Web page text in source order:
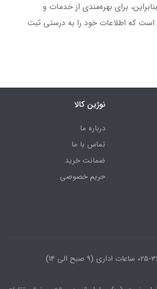
برای بهره‌مندی از خدمات و
است که اطلاعات خود را به درستی ثبت
نوژین کالا
درباره ما
تماس با ما
ضمانت خرید
حریم خصوصی
(9 صبح الی 14)